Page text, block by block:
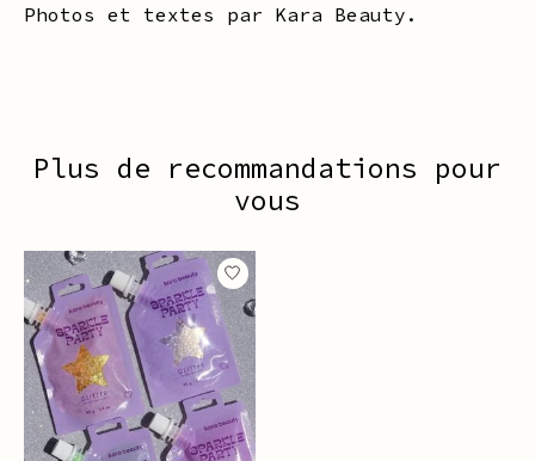
Photos et textes par Kara Beauty.
Plus de recommandations pour
vous
Articles du carrousel de produits